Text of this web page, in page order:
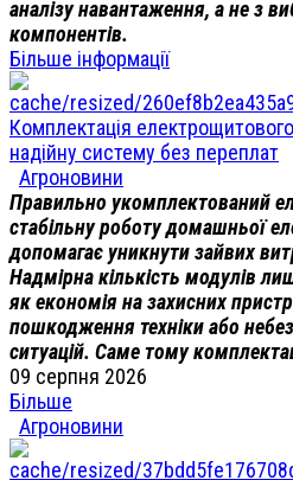
аналізу навантаження, а не з
компонентів.
Більше інформації
Комплектація
надійну систему без переплат
Агроновини
Правильно укомплектований
стабільну роботу домашньої
допомагає уникнути зайвих
Надмірна кількість модулів
як економія на захисних
пошкодження техніки або
ситуацій. Саме тому
09 серпня 2026
Більше
Агроновини